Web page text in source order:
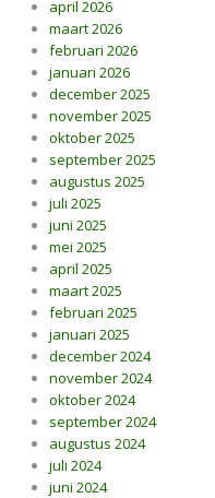
april 2026
maart 2026
februari 2026
januari 2026
december 2025
november 2025
oktober 2025
september 2025
augustus 2025
juli 2025
juni 2025
mei 2025
april 2025
maart 2025
februari 2025
januari 2025
december 2024
november 2024
oktober 2024
september 2024
augustus 2024
juli 2024
juni 2024